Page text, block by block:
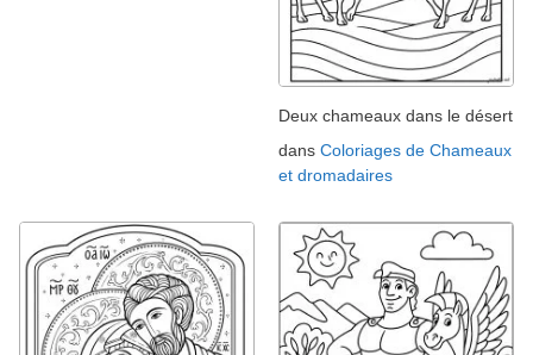
Deux chameaux dans le désert
dans Coloriages de Chameaux
et dromadaires